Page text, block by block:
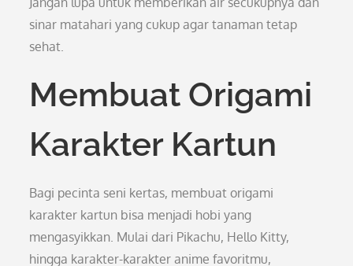
sinar matahari yang cukup agar tanaman tetap
sehat.
Membuat Origami
Karakter Kartun
Bagi pecinta seni kertas, membuat origami
karakter kartun bisa menjadi hobi yang
mengasyikkan. Mulai dari Pikachu, Hello Kitty,
hingga karakter-karakter anime favoritmu,